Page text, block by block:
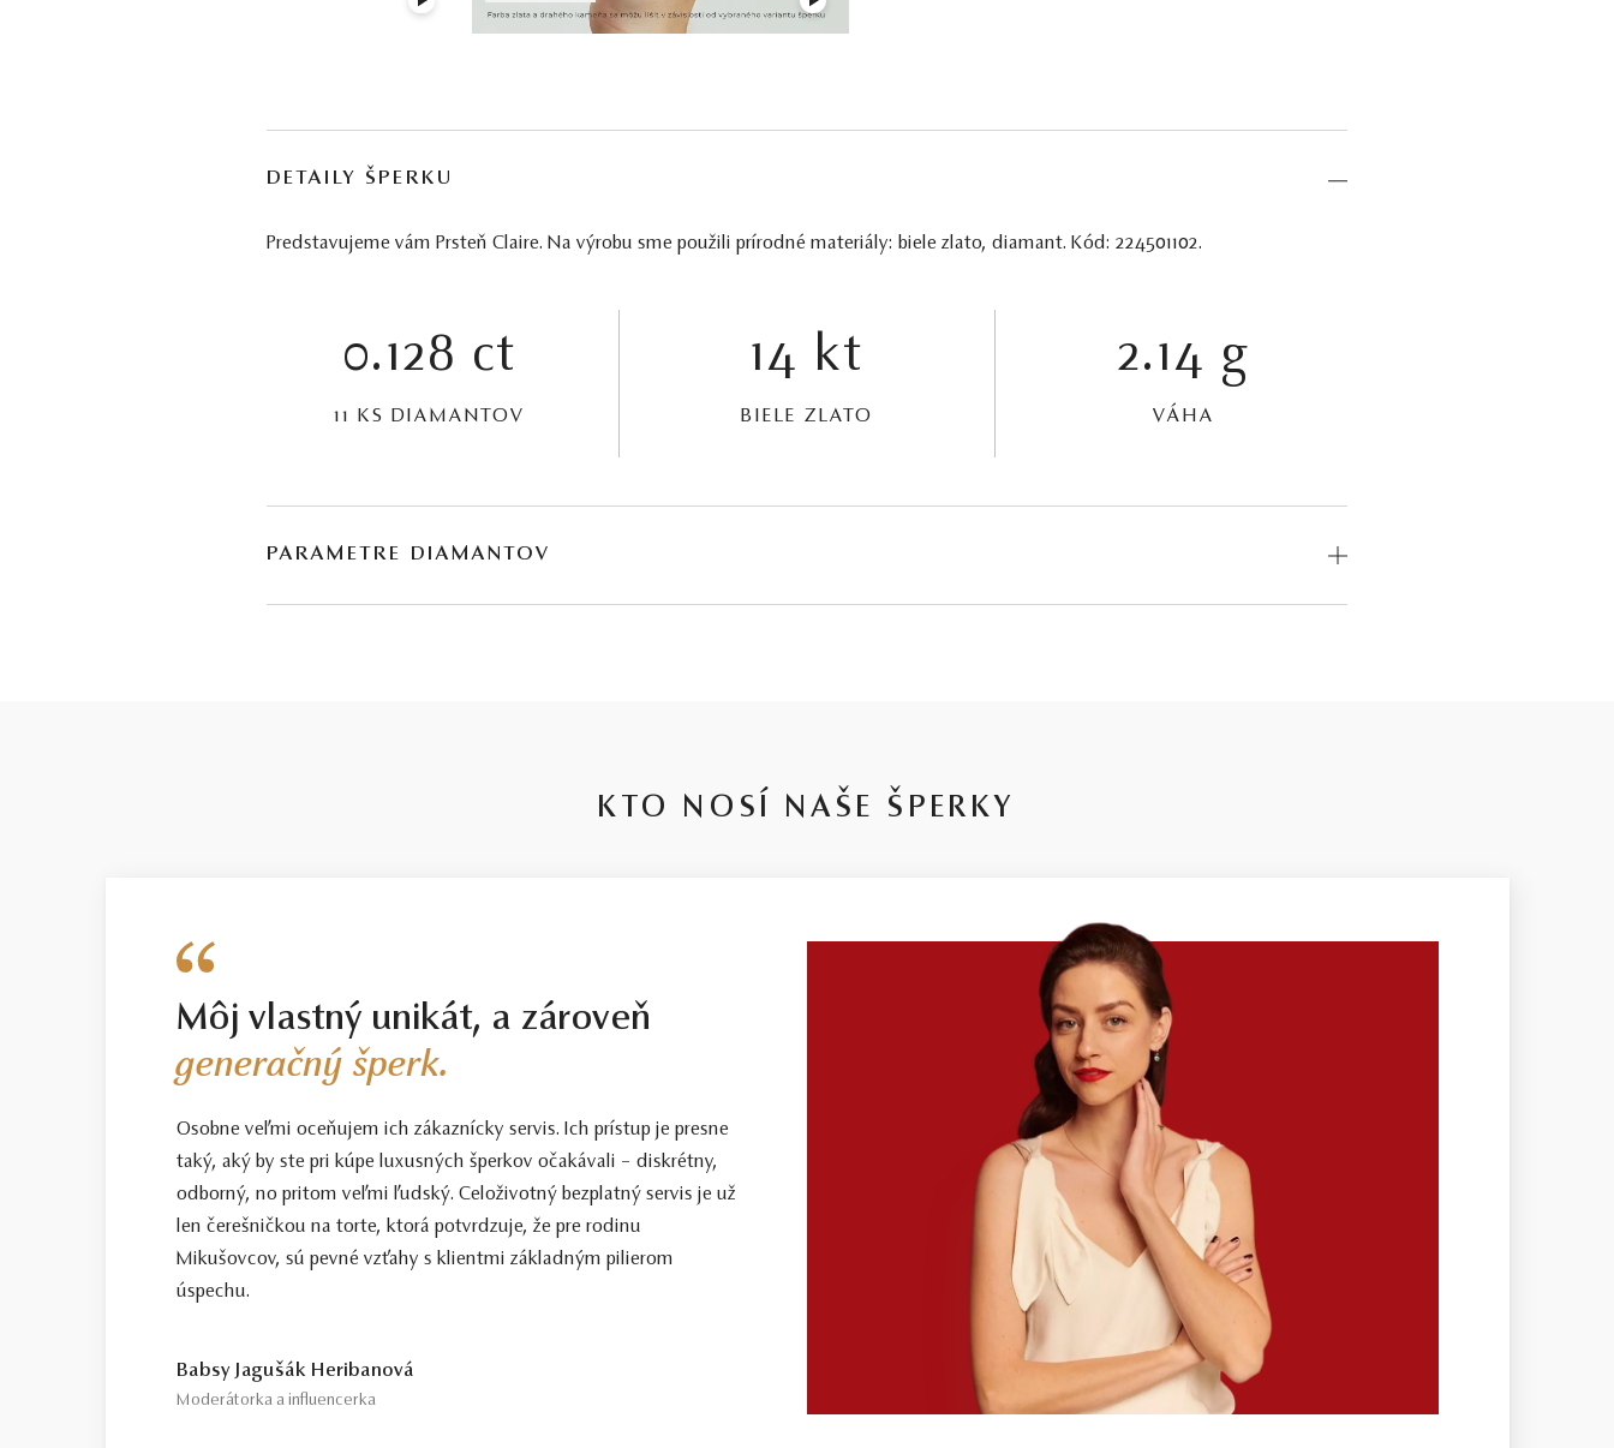
DETAILY ŠPERKU
Predstavujeme vám Prsteň Claire. Na výrobu sme použili prírodné materiály: biele zlato, diamant. Kód: 224501102.
0.128 ct
11 KS DIAMANTOV
14 kt
BIELE ZLATO
2.14 g
VÁHA
PARAMETRE DIAMANTOV
KTO NOSÍ NAŠE ŠPERKY
Môj vlastný unikát, a zároveň
generačný šperk.
Osobne veľmi oceňujem ich zákaznícky servis. Ich prístup je presne
taký, aký by ste pri kúpe luxusných šperkov očakávali – diskrétny,
odborný, no pritom veľmi ľudský. Celoživotný bezplatný servis je už
len čerešničkou na torte, ktorá potvrdzuje, že pre rodinu
Mikušovcov, sú pevné vzťahy s klientmi základným pilierom
úspechu.
Babsy Jagušák Heribanová
Moderátorka a influencerka